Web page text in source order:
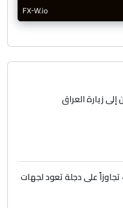
زيارة العراق
الموارد المائية: 454 تجاوزاً على دجلة تعود لجهات